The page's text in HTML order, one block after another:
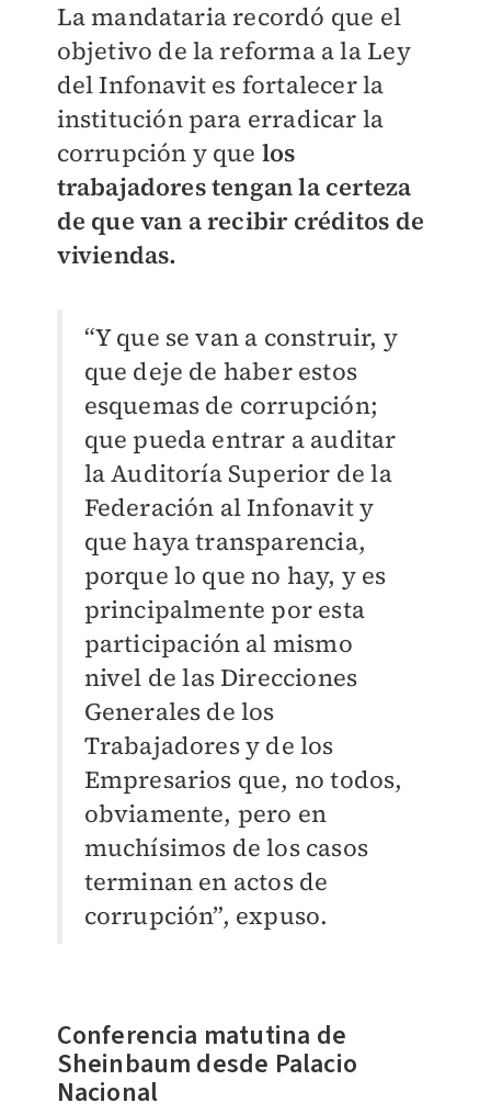
La mandataria recordó que el
objetivo de la reforma a la Ley
del Infonavit es fortalecer la
institución para erradicar la
corrupción y que los
trabajadores tengan la certeza
de que van a recibir créditos de
viviendas.
“Y que se van a construir, y
que deje de haber estos
esquemas de corrupción;
que pueda entrar a auditar
la Auditoría Superior de la
Federación al Infonavit y
que haya transparencia,
porque lo que no hay, y es
principalmente por esta
participación al mismo
nivel de las Direcciones
Generales de los
Trabajadores y de los
Empresarios que, no todos,
obviamente, pero en
muchísimos de los casos
terminan en actos de
corrupción”, expuso.
Conferencia matutina de
Sheinbaum desde Palacio
Nacional